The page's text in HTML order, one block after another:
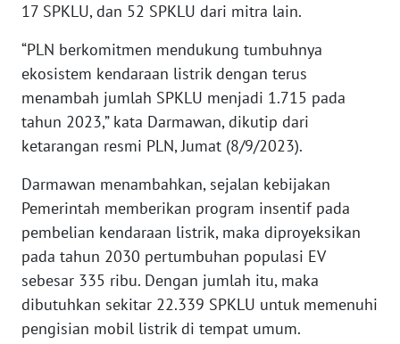
17 SPKLU, dan 52 SPKLU dari mitra lain.
“PLN berkomitmen mendukung tumbuhnya
ekosistem kendaraan listrik dengan terus
menambah jumlah SPKLU menjadi 1.715 pada
tahun 2023,” kata Darmawan, dikutip dari
ketarangan resmi PLN, Jumat (8/9/2023).
Darmawan menambahkan, sejalan kebijakan
Pemerintah memberikan program insentif pada
pembelian kendaraan listrik, maka diproyeksikan
pada tahun 2030 pertumbuhan populasi EV
sebesar 335 ribu. Dengan jumlah itu, maka
dibutuhkan sekitar 22.339 SPKLU untuk memenuhi
pengisian mobil listrik di tempat umum.
WN
KEPRI
PAPUA
WN
BARAT
WN
RIAU
WN
SERAMBI